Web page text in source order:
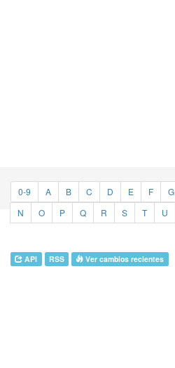
0-9 A B C D E F G
N
O P Q R S T U
API RSS Ver cambios recientes